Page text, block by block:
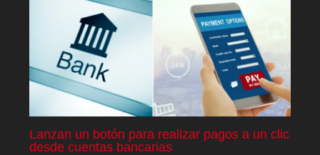
Lanzan un botón para realizar pagos a un clic
desde cuentas bancarias